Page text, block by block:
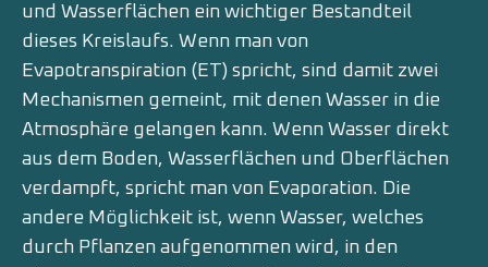
und Wasserflächen ein wichtiger Bestandteil
dieses Kreislaufs. Wenn man von
Evapotranspiration (ET) spricht, sind damit zwei
Mechanismen gemeint, mit denen Wasser in die
Atmosphäre gelangen kann. Wenn Wasser direkt
aus dem Boden, Wasserflächen und Oberflächen
verdampft, spricht man von Evaporation. Die
andere Möglichkeit ist, wenn Wasser, welches
durch Pflanzen aufgenommen wird, in den